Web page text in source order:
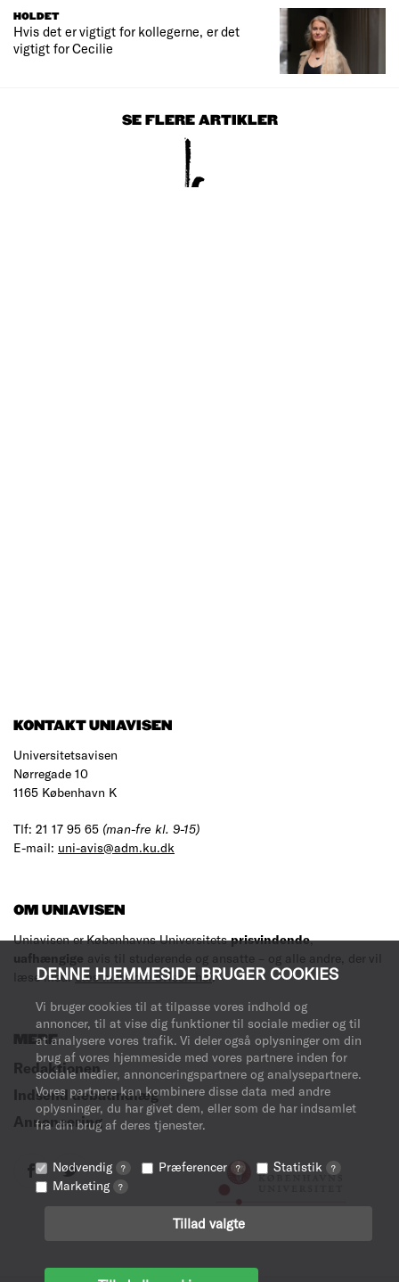
DENNE HJEMMESIDE BRUGER COOKIES
Vi bruger cookies til at tilpasse vores indhold og
annoncer, til at vise dig funktioner til sociale medier og til
at analysere vores trafik. Vi deler også oplysninger om din
brug af vores hjemmeside med vores partnere inden for
sociale medier, annonceringspartnere og analysepartnere.
Vores partnere kan kombinere disse data med andre
oplysninger, du har givet dem, eller som de har indsamlet
fra din brug af deres tjenester.
Nødvendig ? Præferencer ? Statistik ?
Marketing ?
Tillad valgte
HOLDET
Hvis det er vigtigt for kollegerne, er det
vigtigt for Cecilie
SE FLERE ARTIKLER
KONTAKT UNIAVISEN
Universitetsavisen
Nørregade 10
1165 København K
Tlf: 21 17 95 65 (man-fre kl. 9-15)
E-mail: uni-avis@adm.ku.dk
OM UNIAVISEN
Uniavisen er Københavns Universitetsprisvindende,
uafhængige avis til studerende og ansatte – og alle andre, der vil
læse med.Læs mere om avisen her.
MERE
Redaktionen
Indsend debatindlæg
Annoncering